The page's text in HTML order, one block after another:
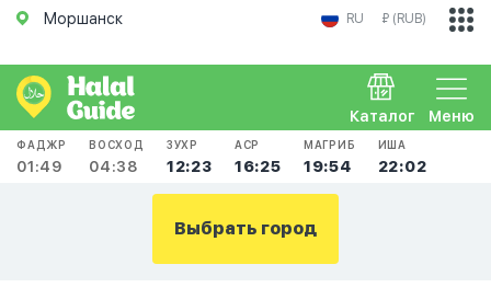
Моршанск RU ₽ (RUB)
Меню
Каталог
ФАДЖР
01:49
ВОСХОД
04:38
ЗУХР
12:23
АСР
16:25
МАГРИБ
19:54
ИША
22:02
Выбрать город